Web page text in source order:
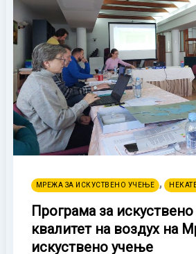
МРЕЖА ЗА ИСКУСТВЕНО УЧЕЊЕ ,
Програма за
квалитет на воздух на
искуствено учење